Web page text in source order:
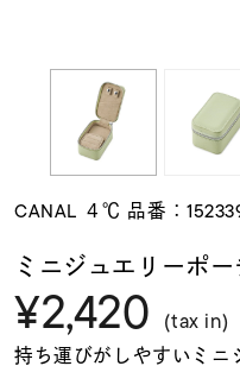
モチーフ
ファッションテイス
ト
CANAL ４℃ 品番：
ミニジュエリーポー
¥2,420 (tax in)
持ち運びがしやすいミニ